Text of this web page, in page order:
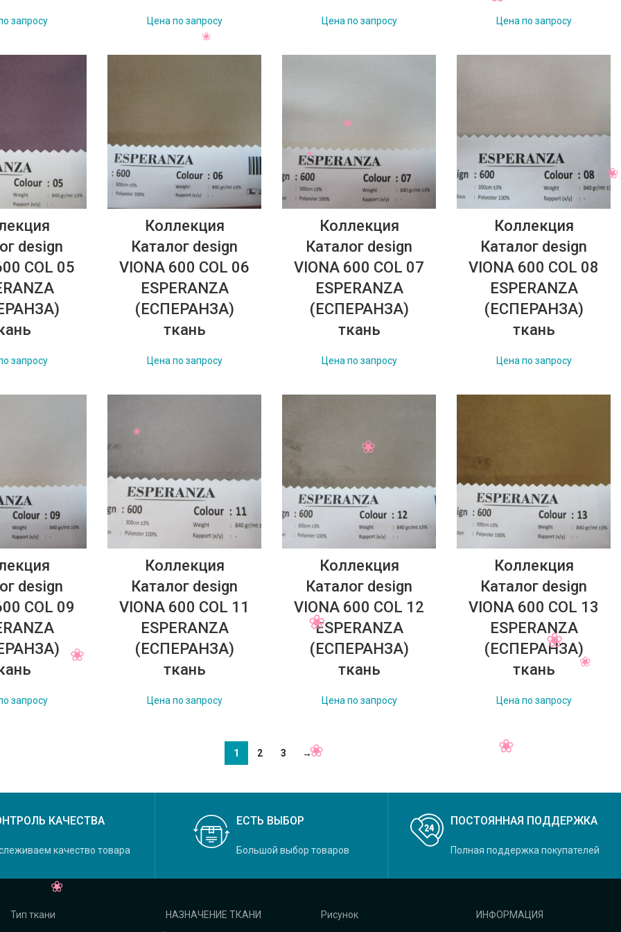
запросу Цена по запросу Цена по запросу Цена по запросу
design
COL 05
запросу
Коллекция
Каталог design
VIONA 600 COL 06
ESPERANZA
(ЕСПЕРАНЗА)
ткань
Цена по запросу
Коллекция
Каталог design
VIONA 600 COL 07
ESPERANZA
(ЕСПЕРАНЗА)
ткань
Цена по запросу
Коллекция
Каталог design
VIONA 600 COL 08
ESPERANZA
(ЕСПЕРАНЗА)
ткань
Цена по запросу
design
COL 09
запросу
Коллекция
Каталог design
VIONA 600 COL 11
ESPERANZA
(ЕСПЕРАНЗА)
ткань
Цена по запросу
Коллекция
Каталог design
VIONA 600 COL 12
ESPERANZA
(ЕСПЕРАНЗА)
ткань
Цена по запросу
Коллекция
Каталог design
VIONA 600 COL 13
ESPERANZA
(ЕСПЕРАНЗА)
ткань
Цена по запросу
1 2 3 →
КАЧЕСТВА
качество товара
ЕСТЬ ВЫБОР
Большой выбор товаров
ПОСТОЯННАЯ ПОДДЕРЖКА
Полная поддержка покупателей
Тип ткани НАЗНАЧЕНИЕ ТКАНИ Рисунок ИНФОРМАЦИЯ